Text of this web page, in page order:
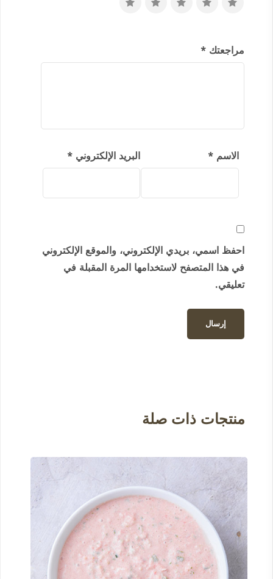
مراجعتك *
الاسم* البريد الإلكتروني *
احفظ اسمي، بريدي الإلكتروني، والموقع الإلكتروني
في هذا المتصفح لاستخدامها المرة المقبلة في
تعليقي.
منتجات ذات صلة